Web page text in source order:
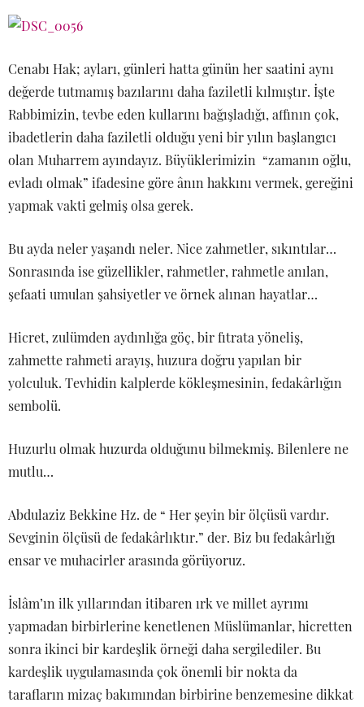
Cenabı Hak; ayları, günleri hatta günün her saatini aynı
değerde tutmamış bazılarını daha faziletli kılmıştır. İşte
Rabbimizin, tevbe eden kullarını bağışladığı, affının çok,
ibadetlerin daha faziletli olduğu yeni bir yılın başlangıcı
olan Muharrem ayındayız. Büyüklerimizin “zamanın oğlu,
evladı olmak” ifadesine göre ânın hakkını vermek, gereğini
yapmak vakti gelmiş olsa gerek.
Bu ayda neler yaşandı neler. Nice zahmetler, sıkıntılar…
Sonrasında ise güzellikler, rahmetler, rahmetle anılan,
şefaati umulan şahsiyetler ve örnek alınan hayatlar…
Hicret, zulümden aydınlığa göç, bir fıtrata yöneliş,
zahmette rahmeti arayış, huzura doğru yapılan bir
yolculuk. Tevhidin kalplerde kökleşmesinin, fedakârlığın
sembolü.
Huzurlu olmak huzurda olduğunu bilmekmiş. Bilenlere ne
mutlu…
Abdulaziz Bekkine Hz. de “ Her şeyin bir ölçüsü vardır.
Sevginin ölçüsü de fedakârlıktır.” der. Biz bu fedakârlığı
ensar ve muhacirler arasında görüyoruz.
İslâm’ın ilk yıllarından itibaren ırk ve millet ayrımı
yapmadan birbirlerine kenetlenen Müslümanlar, hicretten
sonra ikinci bir kardeşlik örneği daha sergilediler. Bu
kardeşlik uygulamasında çok önemli bir nokta da
tarafların mizaç bakımından birbirine benzemesine dikkat